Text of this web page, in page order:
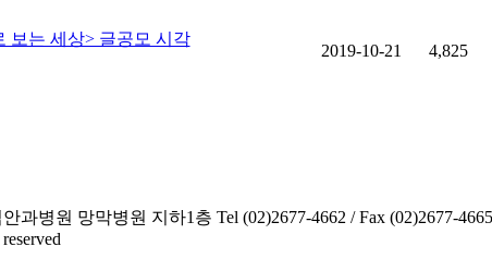
보는 세상> 글공모 시각
2019-10-21 4,825
과병원 망막병원 지하1층 Tel (02)2677-4662 / Fax (02)2677-